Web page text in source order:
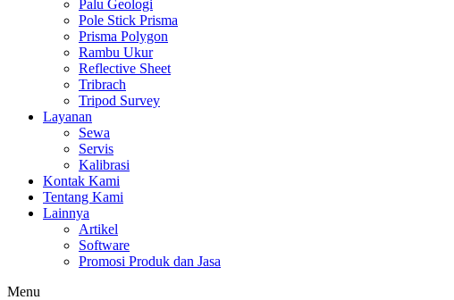
Palu Geologi
Pole Stick Prisma
Prisma Polygon
Rambu Ukur
Reflective Sheet
Tribrach
Tripod Survey
Layanan
Sewa
Servis
Kalibrasi
Kontak Kami
Tentang Kami
Lainnya
Artikel
Software
Promosi Produk dan Jasa
Menu